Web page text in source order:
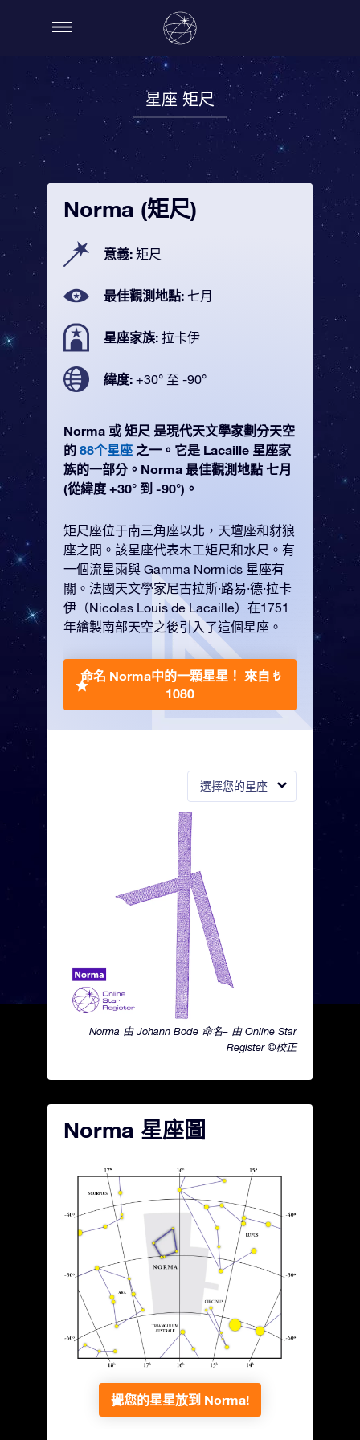
星座 矩尺
選擇您的星座
Norma 由 Johann Bode 命名– 由 Online Star
Register ©校正
Norma (矩尺)
意義: 矩尺
最佳觀測地點: 七月
星座家族: 拉卡伊
緯度: +30° 至 -90°
Norma 或 矩尺 是現代天文學家劃分天空
的 88个星座 之一。它是 Lacaille 星座家
族的一部分。Norma 最佳觀測地點 七月
(從緯度 +30° 到 -90°)。
矩尺座位于南三角座以北，天壇座和豺狼
座之間。該星座代表木工矩尺和水尺。有
一個流星雨與 Gamma Normids 星座有
關。法國天文學家尼古拉斯·路易·德·拉卡
伊（Nicolas Louis de Lacaille）在1751
年繪製南部天空之後引入了這個星座。
命名 Norma中的一顆星星！ 來自 ₺
1080
Norma 星座圖
把您的星星放到 Norma!